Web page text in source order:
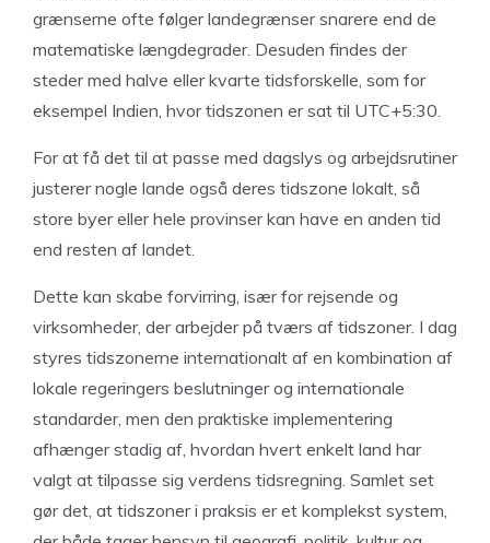
grænserne ofte følger landegrænser snarere end de
matematiske længdegrader. Desuden findes der
steder med halve eller kvarte tidsforskelle, som for
eksempel Indien, hvor tidszonen er sat til UTC+5:30.
For at få det til at passe med dagslys og arbejdsrutiner
justerer nogle lande også deres tidszone lokalt, så
store byer eller hele provinser kan have en anden tid
end resten af landet.
Dette kan skabe forvirring, især for rejsende og
virksomheder, der arbejder på tværs af tidszoner. I dag
styres tidszonerne internationalt af en kombination af
lokale regeringers beslutninger og internationale
standarder, men den praktiske implementering
afhænger stadig af, hvordan hvert enkelt land har
valgt at tilpasse sig verdens tidsregning. Samlet set
gør det, at tidszoner i praksis er et komplekst system,